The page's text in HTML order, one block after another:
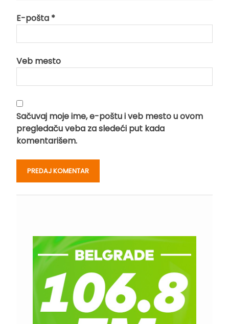
E-pošta *
Veb mesto
Sačuvaj moje ime, e-poštu i veb mesto u ovom
pregledaču veba za sledeći put kada
komentarišem.